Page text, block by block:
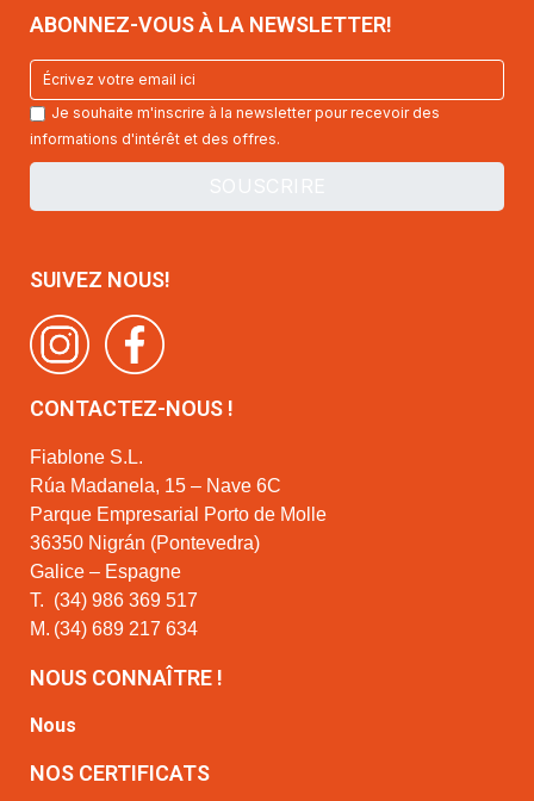
ABONNEZ-VOUS À LA NEWSLETTER!
Je souhaite m'inscrire à la newsletter pour recevoir des
informations d'intérêt et des offres.
SUIVEZ NOUS!
CONTACTEZ-NOUS !
Fiablone S.L.
Rúa Madanela, 15 – Nave 6C
Parque Empresarial Porto de Molle
36350 Nigrán (Pontevedra)
Galice – Espagne
T. (34) 986 369 517
M. (34) 689 217 634
NOUS CONNAÎTRE !
Nous
NOS CERTIFICATS